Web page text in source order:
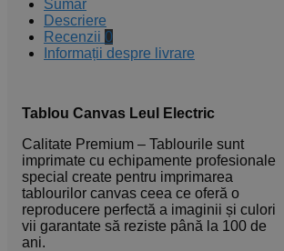
Sumar
Descriere
Recenzii 0
Informații despre livrare
Tablou Canvas Leul Electric
Calitate Premium – Tablourile sunt
imprimate cu echipamente profesionale
special create pentru imprimarea
tablourilor canvas ceea ce oferă o
reproducere perfectă a imaginii și culori
vii garantate să reziste până la 100 de
ani.